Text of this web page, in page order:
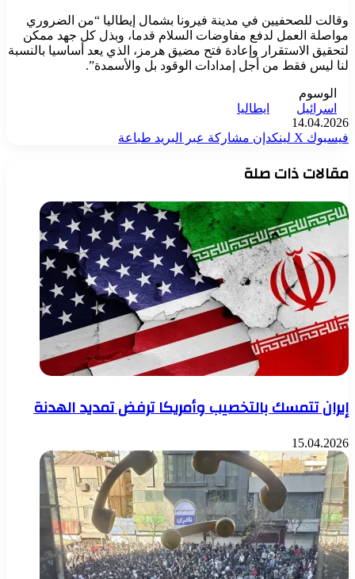
وقالت للصحفيين في مدينة فيرونا بشمال إيطاليا “من الضروري
مواصلة العمل لدفع مفاوضات السلام قدما، وبذل كل جهد ممكن
لتحقيق الاستقرار وإعادة فتح مضيق هرمز، الذي يعد أساسيا بالنسبة
لنا ليس فقط من أجل إمدادات الوقود بل والأسمدة”.
الوسوم
اسرائيل
ايطاليا
14.04.2026
فيسبوك ‫X لينكدإن مشاركة عبر البريد طباعة
مقالات ذات صلة
إيران تتمسك بالتخصيب وأمريكا ترفض تمديد الهدنة
15.04.2026